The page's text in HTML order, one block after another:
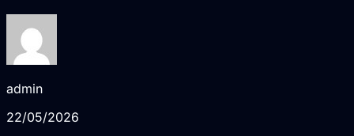
admin
22/05/2026